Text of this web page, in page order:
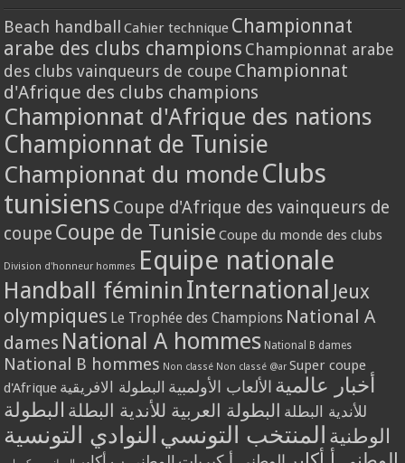
Beach handball Cahier technique Championnat
arabe des clubs champions Championnat arabe
des clubs vainqueurs de coupe Championnat
d'Afrique des clubs champions
Championnat d'Afrique des nations
Championnat de Tunisie
Championnat du monde Clubs
tunisiens Coupe d'Afrique des vainqueurs de
coupe Coupe de Tunisie Coupe du monde des clubs
Division d'honneur hommes Equipe nationale
Handball féminin International Jeux
olympiques Le Trophée des Champions National A
dames National A hommes National B dames
National B hommes Non classé Non classé @ar Super coupe
d'Afrique
أخبار عالمية الألعاب الأولمبية البطولة الافريقية
للأندية البطلة البطولة العربية للأندية البطلة البطولة
الوطنية المنتخب التونسي النوادي التونسية